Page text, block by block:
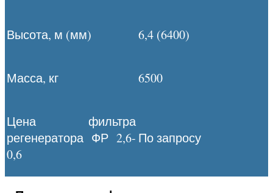
Высота, м (мм) 6,4 (6400)
Масса, кг 6500
Цена фильтра
регенератора ФР 2,6-
0,6
По запросу